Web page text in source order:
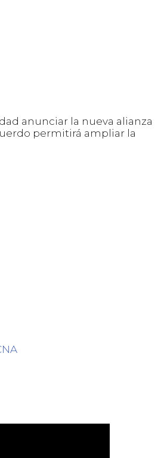
anunciar la nueva alianza
permitirá ampliar la